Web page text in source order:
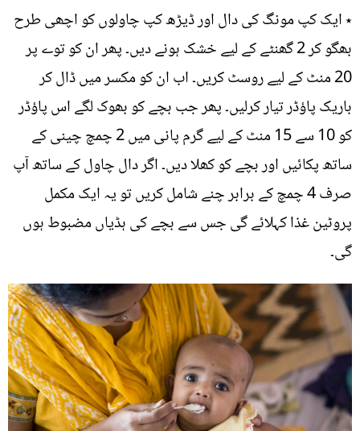
٭ ایک کپ مونگ کی دال اور ڈیڑھ کپ چاولوں کو اچھی طرح
بھگو کر 2 گھنٹے کے لیے خشک ہونے دیں۔ پھر ان کو توے پر
20 منٹ کے لیے روسٹ کریں۔ اب ان کو مکسر میں ڈال کر
باریک پاؤڈر تیار کرلیں۔ پھر جب بچے کو بھوک لگے اس پاؤڈر
کو 10 سے 15 منٹ کے لیے گرم پانی میں 2 چمچ چینی کے
ساتھ پکائیں اور بچے کو کھلا دیں۔ اگر دال چاول کے ساتھ آپ
صرف 4 چمچ کے برابر چنے شامل کریں تو یہ ایک مکمل
پروٹین غذا کہلائے گی جس سے بچے کی ہڈیاں مضبوط ہوں
گی۔